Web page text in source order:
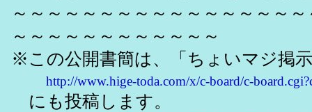
～～～～～～～～～～～～～～～～
～～～～～～～～～～～～
※この公開書簡は、「ちょいマジ掲
http://www.hige-toda.com/x/c-board/c-
にも投稿します。